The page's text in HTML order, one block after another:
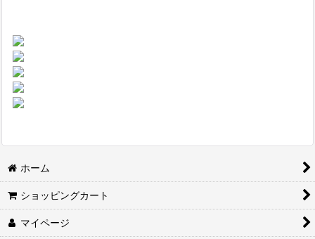
ホーム
ショッピングカート
マイページ